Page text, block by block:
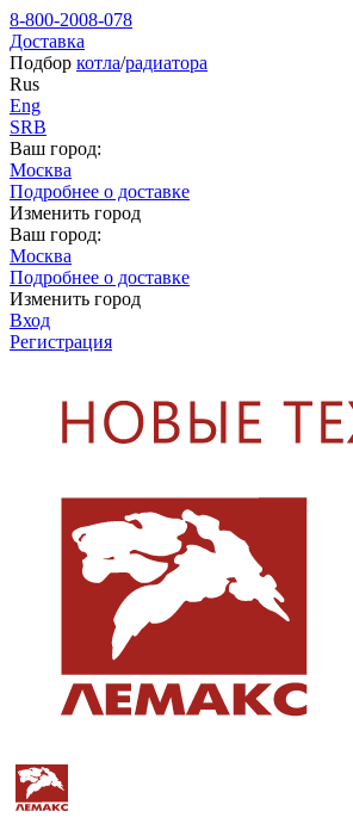
8-800-2008-078
Доставка
Подбор котла/радиатора
Rus
Eng
SRB
Ваш город:
Москва
Подробнее о доставке
Изменить город
Ваш город:
Москва
Подробнее о доставке
Изменить город
Вход
Регистрация